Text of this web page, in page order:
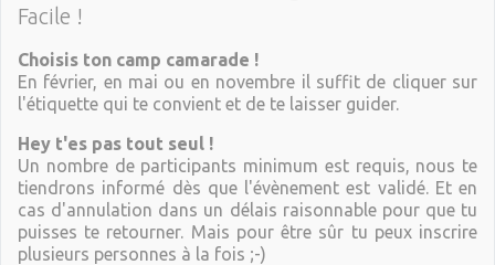
Facile !
Choisis ton camp camarade !
En février, en mai ou en novembre il suffit de cliquer sur
l'étiquette qui te convient et de te laisser guider.
Hey t'es pas tout seul !
Un nombre de participants minimum est requis, nous te
tiendrons informé dès que l'évènement est validé. Et en
cas d'annulation dans un délais raisonnable pour que tu
puisses te retourner. Mais pour être sûr tu peux inscrire
plusieurs personnes à la fois ;-)